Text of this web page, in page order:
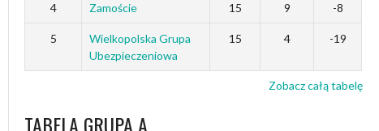
4 Zamoście 15 9 -8
5
Wielkopolska Grupa
Ubezpieczeniowa
15 4 -19
Zobacz całą tabelę
TABELA GRUPA A